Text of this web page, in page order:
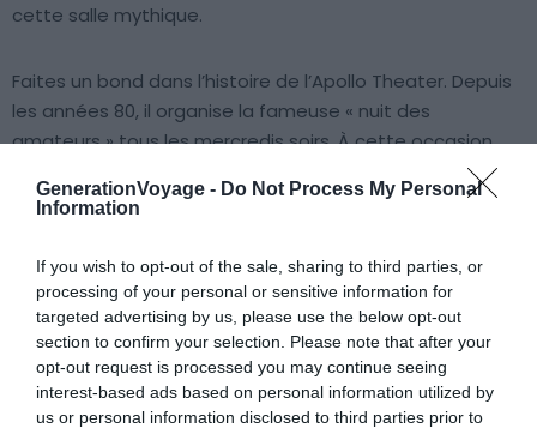
GenerationVoyage - Do Not Process My Personal
Information
If you wish to opt-out of the sale, sharing to third parties, or
processing of your personal or sensitive information for
targeted advertising by us, please use the below opt-out
section to confirm your selection. Please note that after your
opt-out request is processed you may continue seeing
interest-based ads based on personal information utilized by
us or personal information disclosed to third parties prior to
cette salle mythique.
Faites un bond dans l’histoire de l’Apollo Theater. Depuis
les années 80, il organise la fameuse « nuit des
amateurs » tous les mercredis soirs. À cette occasion,
découvrez des talents inconnus invités à se produire sur
scène. Marvin Gaye, Aretha Franklin et Mariah Carey se
visiter cette adresse historique et soyez à l’affût des
artistes de demain.